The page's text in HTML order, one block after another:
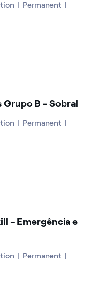
Permanent
Grupo B - Sobral
Permanent
- Emergência e
Permanent